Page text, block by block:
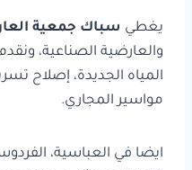
يغطي سباك جمعية
والعارضية الصناعية،
المياه الجديدة، إصلاح
مواسير المجاري.
ايضا في العباسية،